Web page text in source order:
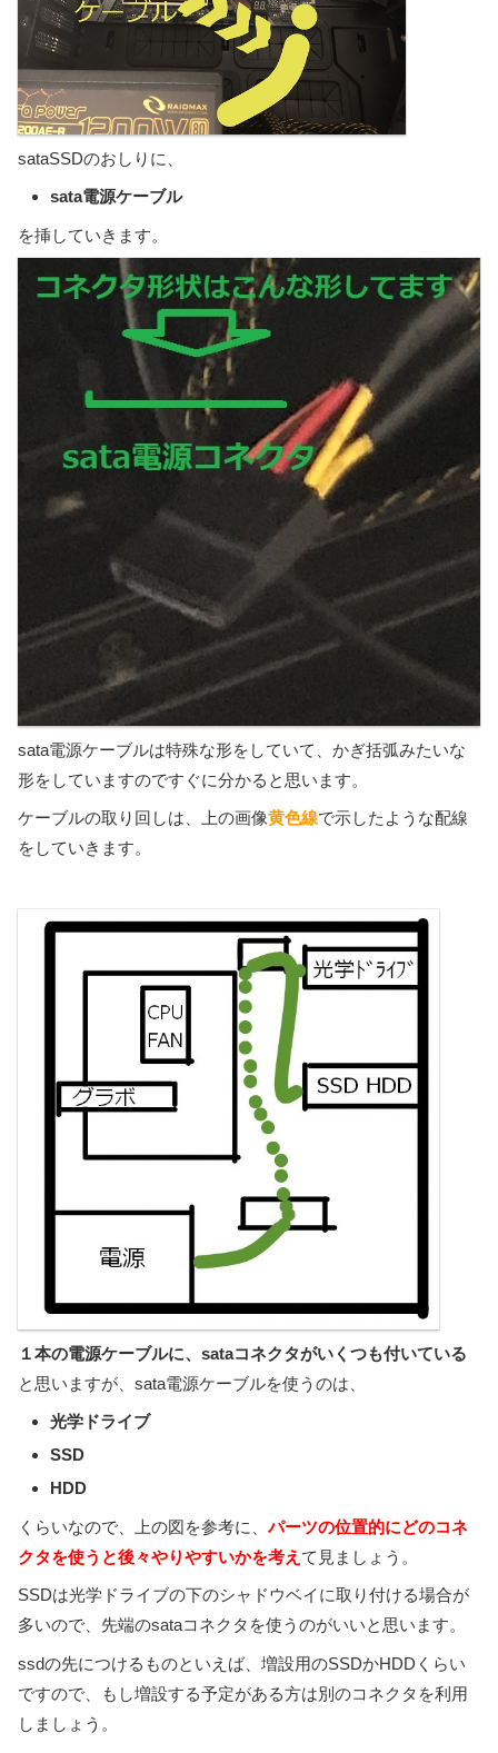
sataSSDのおしりに、
sata電源ケーブル
を挿していきます。
sata電源ケーブルは特殊な形をしていて、かぎ括弧みたいな
形をしていますのですぐに分かると思います。
ケーブルの取り回しは、上の画像黄色線で示したような配線
をしていきます。
１本の電源ケーブルに、sataコネクタがいくつも付いている
と思いますが、sata電源ケーブルを使うのは、
光学ドライブ
SSD
HDD
くらいなので、上の図を参考に、パーツの位置的にどのコネ
クタを使うと後々やりやすいかを考え て見ましょう。
SSDは光学ドライブの下のシャドウベイに取り付ける場合が
多いので、先端のsataコネクタを使うのがいいと思います。
ssdの先につけるものといえば、増設用のSSDかHDDくらい
ですので、もし増設する予定がある方は別のコネクタを利用
しましょう。